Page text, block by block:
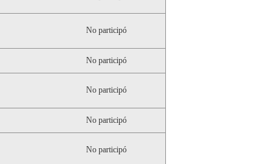
No participó
No participó
No participó
No participó
No participó